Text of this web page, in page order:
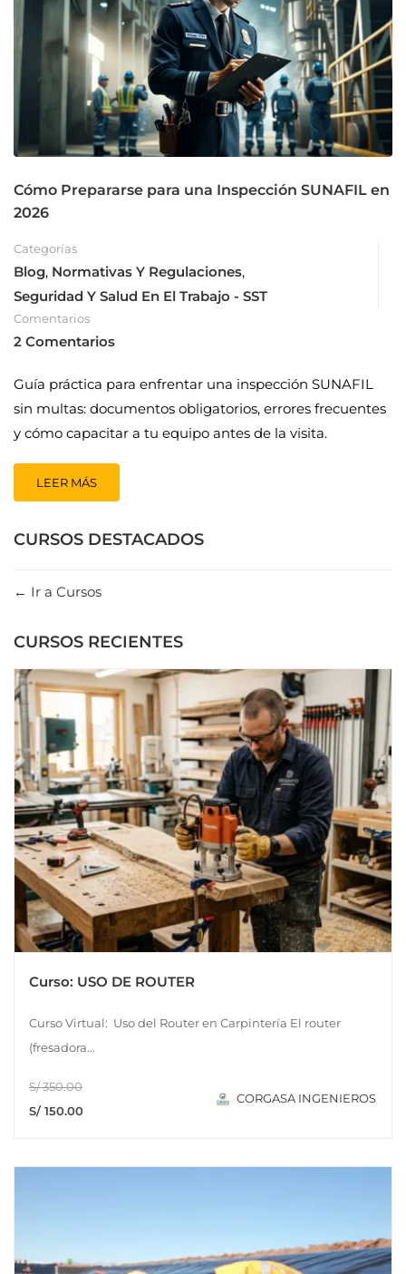
Cómo Prepararse para una Inspección SUNAFIL en
2026
Categorías
Blog, Normativas Y Regulaciones,
Seguridad Y Salud En El Trabajo - SST
Comentarios
2 Comentarios
Guía práctica para enfrentar una inspección SUNAFIL
sin multas: documentos obligatorios, errores frecuentes
y cómo capacitar a tu equipo antes de la visita.
LEER MÁS
CURSOS DESTACADOS
Ir a Cursos
CURSOS RECIENTES
Curso: USO DE ROUTER
Curso Virtual: Uso del Router en Carpintería El router
(fresadora...
S/ 350.00
S/ 150.00
CORGASA INGENIEROS